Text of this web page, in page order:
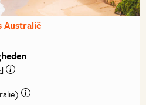
Australië